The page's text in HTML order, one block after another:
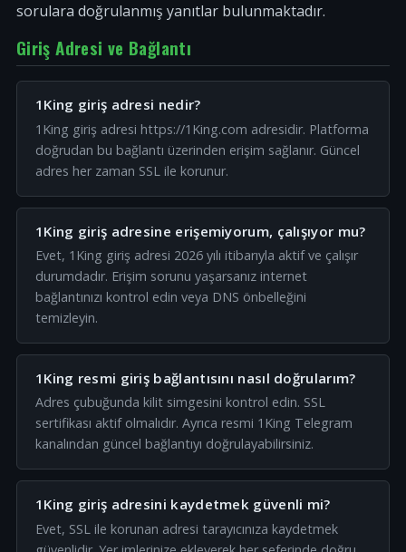
sorulara doğrulanmış yanıtlar bulunmaktadır.
Giriş Adresi ve Bağlantı
1King giriş adresi nedir?
1King giriş adresi https://1King.com adresidir. Platforma
doğrudan bu bağlantı üzerinden erişim sağlanır. Güncel
adres her zaman SSL ile korunur.
1King giriş adresine erişemiyorum, çalışıyor mu?
Evet, 1King giriş adresi 2026 yılı itibarıyla aktif ve çalışır
durumdadır. Erişim sorunu yaşarsanız internet
bağlantınızı kontrol edin veya DNS önbelleğini
temizleyin.
1King resmi giriş bağlantısını nasıl doğrularım?
Adres çubuğunda kilit simgesini kontrol edin. SSL
sertifikası aktif olmalıdır. Ayrıca resmi 1King Telegram
kanalından güncel bağlantıyı doğrulayabilirsiniz.
1King giriş adresini kaydetmek güvenli mi?
Evet, SSL ile korunan adresi tarayıcınıza kaydetmek